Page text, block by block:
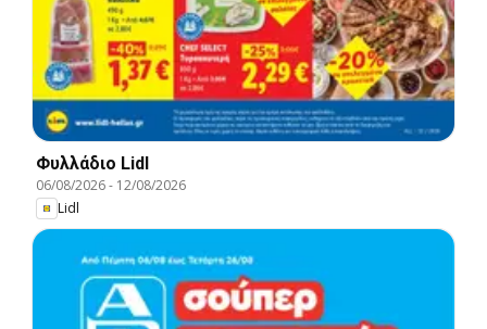
Φυλλάδιο Lidl
06/08/2026- 12/08/2026
Lidl